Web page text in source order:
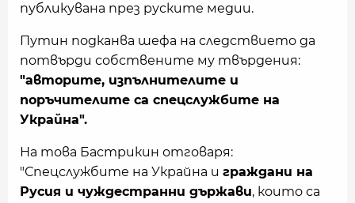
публикувана през руските медии.
Путин подканва шефа на следствието да
потвърди собствените му твърдения:
"авторите, изпълнителите и
поръчителите са спецслужбите на
Украйна".
На това Бастрикин отговаря:
"Спецслужбите на Украйна и граждани на
Русия и чуждестранни държави, които са